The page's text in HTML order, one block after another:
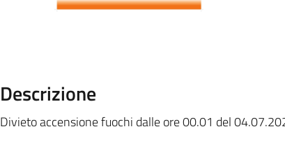
Descrizione
Divieto accensione fuochi dalle ore 00.01 del